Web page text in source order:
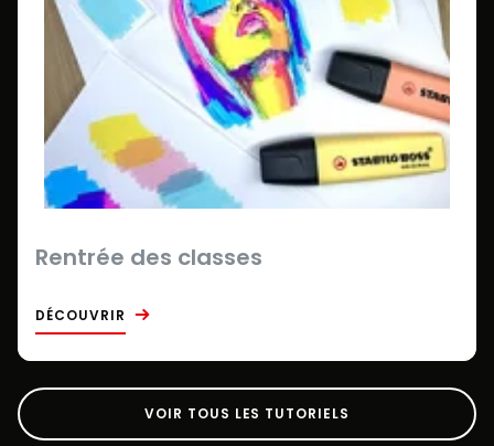
Rentrée des classes
DÉCOUVRIR
VOIR TOUS LES TUTORIELS